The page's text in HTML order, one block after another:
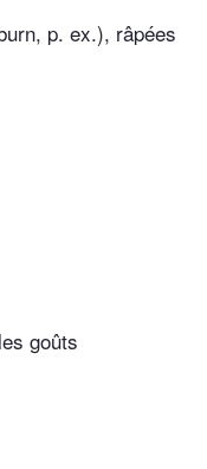
p. ex.), râpées
goûts